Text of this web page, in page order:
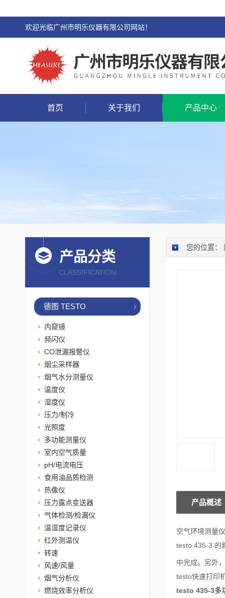
欢迎光临广州市明乐仪器有限公司网站！
首页 关于我们 产品中心
您的位置：
产品概述
空气环境测量
testo 435-3 的
中完成。另外，
testo快速打印
testo 435-3多
产品分类
CLASSIFICATION
德图 TESTO
内窥镜
频闪仪
CO泄漏报警仪
烟尘采样器
烟气水分测量仪
温度仪
湿度仪
压力/制冷
光照度
多功能测量仪
室内空气质量
pH/电流电压
食用油品质检测
热像仪
压力露点变送器
气体检测/检漏仪
温湿度记录仪
红外测温仪
转速
风速/风量
烟气分析仪
燃烧效率分析仪